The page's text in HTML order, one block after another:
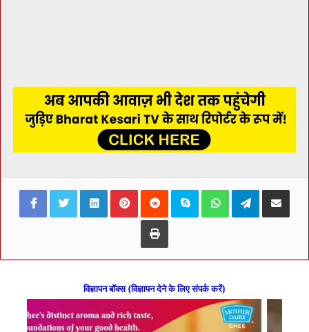
FacebookTwitterLinkedInPinterestReddit Skype WhatsAppTelegramShare via
Print
विज्ञापन बॉक्स (विज्ञापन देने के लिए संपर्क करें)